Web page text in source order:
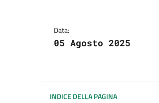
Data:
05 Agosto 2025
INDICE DELLA PAGINA